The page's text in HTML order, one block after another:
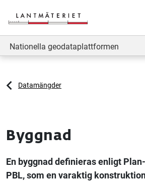
Nationella geodataplattformen
Datamängder
Byggnad
En byggnad definieras enligt
PBL, som en varaktig